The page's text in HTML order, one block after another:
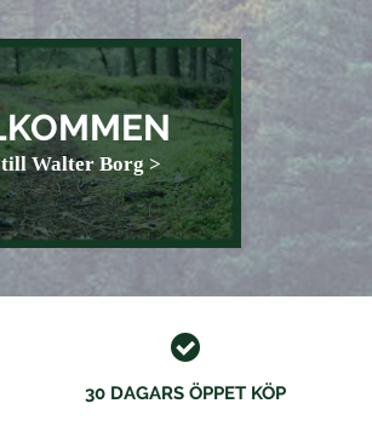
Walter Borg >
30 DAGARS ÖPPET KÖP